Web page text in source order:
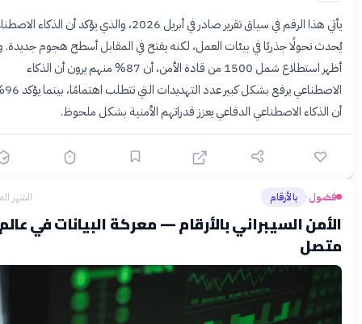
يأتي هذا الرقم في سياق تقرير صادر في أبريل 2026، والذي يؤكد أن الذكاء الاصطناعي
تحولًا جذريًا في بيئات العمل، لكنه يفتح في المقابل أسطح هجوم جديدة. وقد
أظهر استطلاع شمل 1500 من قادة الأمن، أن 87% منهم يرون أن الذكاء
الاصطناعي يرفع بشكل كبير عدد التهديدات التي تتطلب اهتمامًا، بينما يؤكد 96%
الاصطناعي الدفاعي يعزز قدراتهم الأمنية بشكل ملحوظ.
› بالأرقام الشهر الماضي
السيبراني بالأرقام — معركة البيانات في عالم